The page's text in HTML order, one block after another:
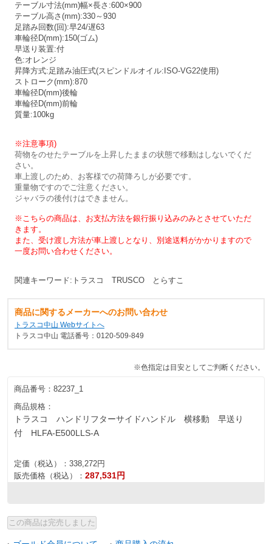
テーブル寸法(mm)幅×長さ:600×900
テーブル高さ(mm):330～930
足踏み回数(回):早24/遅63
車輪径D(mm):150(ゴム)
早送り装置:付
色:オレンジ
昇降方式:足踏み油圧式(スピンドルオイル:ISO-VG22使用)
ストローク(mm):870
車輪径D(mm)後輪
車輪径D(mm)前輪
質量:100kg
※注意事項)
荷物をのせたテーブルを上昇したままの状態で移動はしないでくだ
さい。
車上渡しのため、お客様での荷降ろしが必要です。
重量物ですのでご注意ください。
ジャバラの後付けはできません。
※こちらの商品は、お支払方法を銀行振り込みのみとさせていただ
きます。
また、受け渡し方法が車上渡しとなり、別途送料がかかりますので
一度お問い合わせください。
関連キーワード:トラスコ TRUSCO とらすこ
商品に関するメーカーへのお問い合わせ
トラスコ中山 Webサイトへ
トラスコ中山 電話番号：0120-509-849
※色指定は目安としてご判断ください。
商品番号： 82237_1
商品規格：
トラスコ ハンドリフターサイドハンドル 横移動 早送り
付 HLFA-E500LLS-A
定価（税込）： 338,272円
販売価格（税込）： 287,531円